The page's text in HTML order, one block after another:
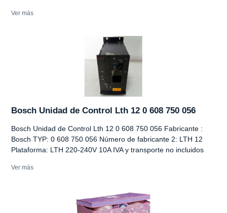
Ver más
Bosch Unidad de Control Lth 12 0 608 750 056
Bosch Unidad de Control Lth 12 0 608 750 056 Fabricante :
Bosch TYP: 0 608 750 056 Número de fabricante 2: LTH 12
Plataforma: LTH 220-240V 10A IVA y transporte no incluidos
Ver más